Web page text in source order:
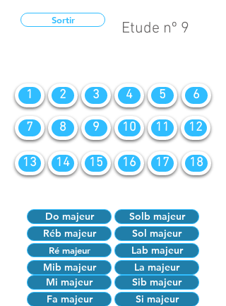
Sortir Etude nº 9
1 2 3 4 5 6
7 8 9 10 11 12
13 14 15 16 17 18
Do majeur
Solb majeur
Réb majeur
Sol majeur
Ré majeur
Lab majeur
Mib majeur
Mi majeur
La majeur
Sib majeur
Fa majeur
Si majeur